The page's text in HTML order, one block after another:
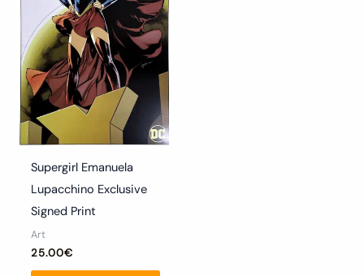
Supergirl Emanuela
Lupacchino Exclusive
Signed Print
Art
25.00€